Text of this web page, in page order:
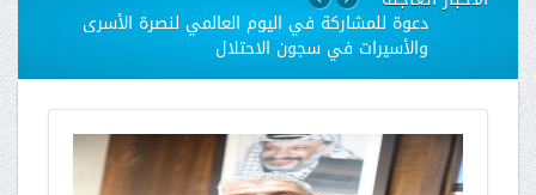
هيئة الاسرى تنشر إفادة صادمة لأسيرة فلسطينية
توثق تحرشاً خلال التحقيق وتهديدات وانتهاكات